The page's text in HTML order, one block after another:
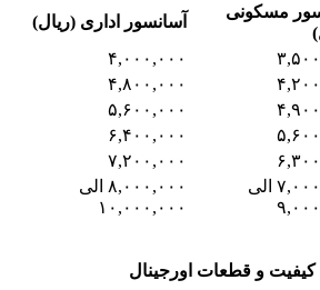
مسکونی
آسانسور اداری (ریال)
۴,۰۰۰,۰۰۰
۴,۸۰۰,۰۰۰
۵,۶۰۰,۰۰۰
۶,۴۰۰,۰۰۰
۷,۲۰۰,۰۰۰
۷,۰۰۰,۰۰۰ الی
۸,۰۰۰,۰۰۰ الی
۱۰,۰۰۰,۰۰۰
و قطعات اورجینال